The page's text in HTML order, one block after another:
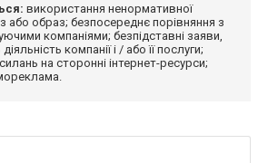
використання ненормативної
або образ; безпосереднє порівняння з
компаніями; безпідставні заяви,
компанії і / або її послуги;
на сторонні інтернет-ресурси;